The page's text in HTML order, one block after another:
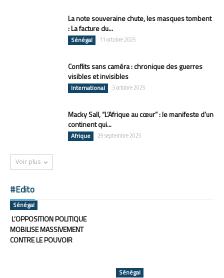
La note souveraine chute, les masques tombent
: La facture du...
Sénégal 11 octobre 2025
Conflits sans caméra : chronique des guerres
visibles et invisibles
International 3 octobre 2025
Macky Sall, “L’Afrique au cœur” : le manifeste d’un
continent qui...
Afrique 29 septembre 2025
Voir plus
#Edito
Sénégal
L’OPPOSITION POLITIQUE
MOBILISE MASSIVEMENT
CONTRE LE POUVOIR
Sénégal